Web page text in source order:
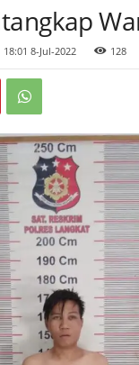
18:01 8-Jul-2022 128